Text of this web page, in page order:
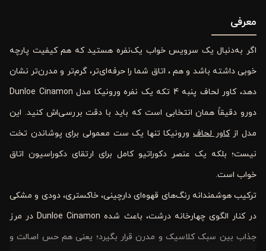
معرفی
اگر به‌دنبال یک سرویس خواب یک‌نفره هستید که هم کیفیت پارچه
خوبی داشته باشد و هم ، اتاق شما را حرفه‌ای‌تر، گرم‌تر و مدرن‌تر نشان
دهد، کاور لحاف پنبه‌ 4 تکه یک نفره ورونیکا مدل Dunloe Cinamon
دورو دقیقاً همان انتخابی است که باید با دقت بررسی‌اش کنید. این
مدل ازکاور لحافورونیکا تنها یک ست معمولی برای پوشاندن تخت
نیست؛ بلکه یک عنصر دکوراتیو کامل برای ارتقای دکوراسیون اتاق
خواب است.
ترکیب هوشمندانه رنگ‌های قهوه‌ای دارچینی، خاکستری، دودی و مشکی
در کنار الگوی چهارخانه درشت، باعث شده Dunloe Cinamon در مرز
جذاب بین سبک کلاسیک و مدرن قرار بگیرد؛ یعنی هم حس اصالت و